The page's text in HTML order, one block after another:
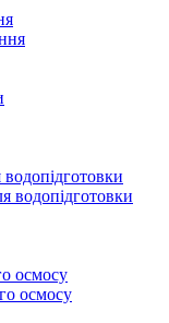
водопідготовки
осмосу
осмосу